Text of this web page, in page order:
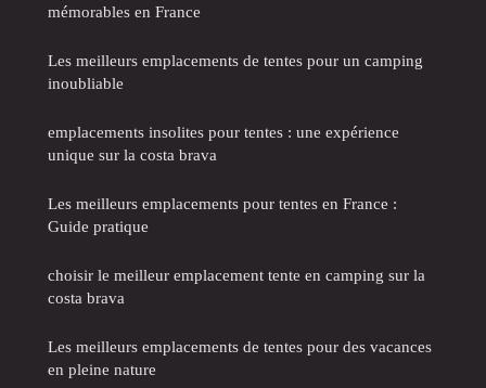
mémorables en France
Les meilleurs emplacements de tentes pour un camping
inoubliable
emplacements insolites pour tentes : une expérience
unique sur la costa brava
Les meilleurs emplacements pour tentes en France :
Guide pratique
choisir le meilleur emplacement tente en camping sur la
costa brava
Les meilleurs emplacements de tentes pour des vacances
en pleine nature